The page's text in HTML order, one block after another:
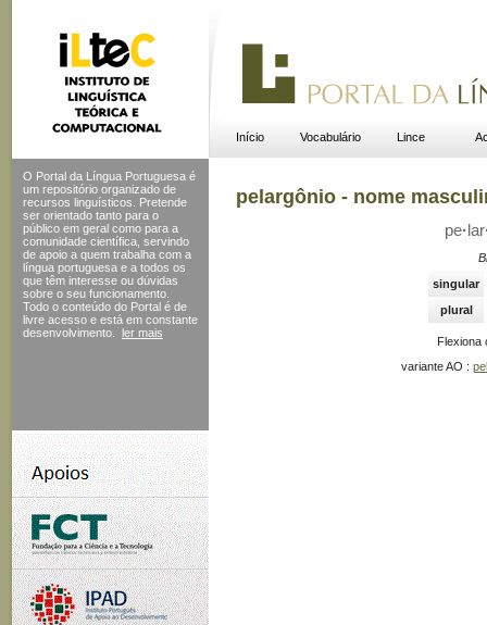
Início Vocabulário Lince
O Portal da Língua Portuguesa é
um repositório organizado de
recursos linguísticos. Pretende
ser orientado tanto para o
público em geral como para a
comunidade científica, servindo
de apoio a quem trabalha com a
língua portuguesa e a todos os
que têm interesse ou dúvidas
sobre o seu funcionamento.
Todo o conteúdo do Portal é de
livre acesso e está em constante
desenvolvimento.
ler mais
pelargônio - nome
pe· lar
singular
plural
Flexiona
variante AO :